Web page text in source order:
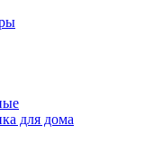
для дома